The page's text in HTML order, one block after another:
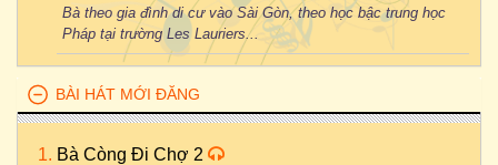
Bà theo gia đình di cư vào Sài Gòn, theo học bậc trung học
Pháp tại trường Les Lauriers...
BÀI HÁT MỚI ĐĂNG
Bà Còng Đi Chợ 2